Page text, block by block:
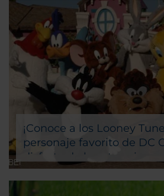
¡Conoce a los Looney
personaje favorito de DC
disfruta de las atracciones
emocionantes en el